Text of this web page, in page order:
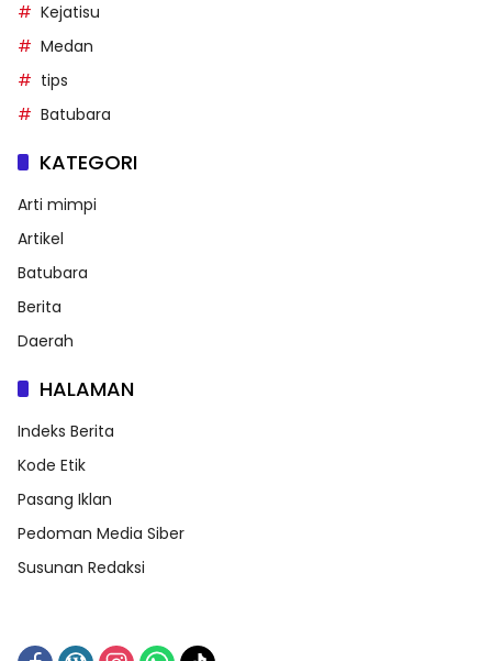
Kejatisu
Medan
tips
Batubara
KATEGORI
Arti mimpi
Artikel
Batubara
Berita
Daerah
HALAMAN
Indeks Berita
Kode Etik
Pasang Iklan
Pedoman Media Siber
Susunan Redaksi